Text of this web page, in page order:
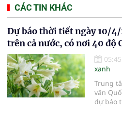
CÁC TIN KHÁC
Dự báo thời tiết ngày 10/
trên cả nước, có nơi 40 độ
05:45
xanh
Trung
văn
dự báo